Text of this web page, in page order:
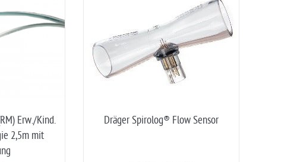
Erw./Kind.
2,5m mit
Dräger Spirolog® Flow Sensor